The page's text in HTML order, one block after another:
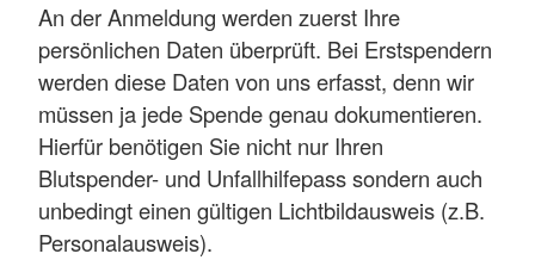
An der Anmeldung werden zuerst Ihre
persönlichen Daten überprüft. Bei Erstspendern
werden diese Daten von uns erfasst, denn wir
müssen ja jede Spende genau dokumentieren.
Hierfür benötigen Sie nicht nur Ihren
Blutspender- und Unfallhilfepass sondern auch
unbedingt einen gültigen Lichtbildausweis (z.B.
Personalausweis).